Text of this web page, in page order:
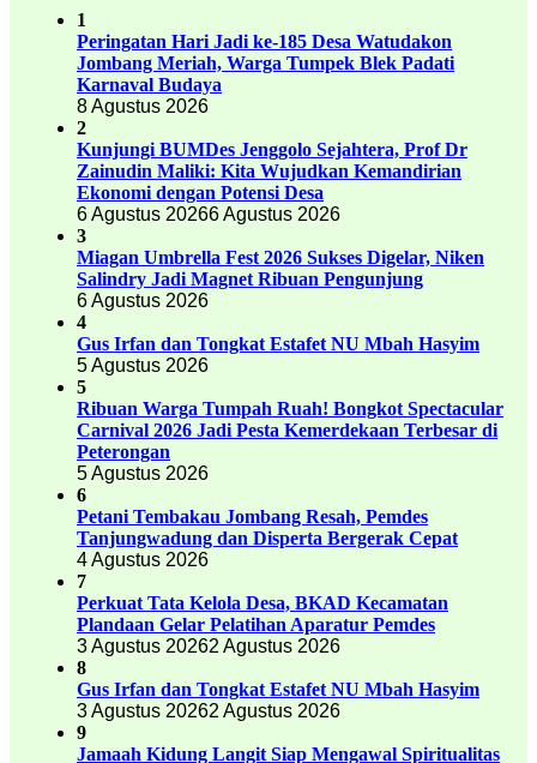
1
Peringatan Hari Jadi ke-185 Desa Watudakon
Jombang Meriah, Warga Tumpek Blek Padati
Karnaval Budaya
8 Agustus 2026
2
Kunjungi BUMDes Jenggolo Sejahtera, Prof Dr
Zainudin Maliki: Kita Wujudkan Kemandirian
Ekonomi dengan Potensi Desa
6 Agustus 20266 Agustus 2026
3
Miagan Umbrella Fest 2026 Sukses Digelar, Niken
Salindry Jadi Magnet Ribuan Pengunjung
6 Agustus 2026
4
Gus Irfan dan Tongkat Estafet NU Mbah Hasyim
5 Agustus 2026
5
Ribuan Warga Tumpah Ruah! Bongkot Spectacular
Carnival 2026 Jadi Pesta Kemerdekaan Terbesar di
Peterongan
5 Agustus 2026
6
Petani Tembakau Jombang Resah, Pemdes
Tanjungwadung dan Disperta Bergerak Cepat
4 Agustus 2026
7
Perkuat Tata Kelola Desa, BKAD Kecamatan
Plandaan Gelar Pelatihan Aparatur Pemdes
3 Agustus 20262 Agustus 2026
8
Gus Irfan dan Tongkat Estafet NU Mbah Hasyim
3 Agustus 20262 Agustus 2026
9
Jamaah Kidung Langit Siap Mengawal Spiritualitas